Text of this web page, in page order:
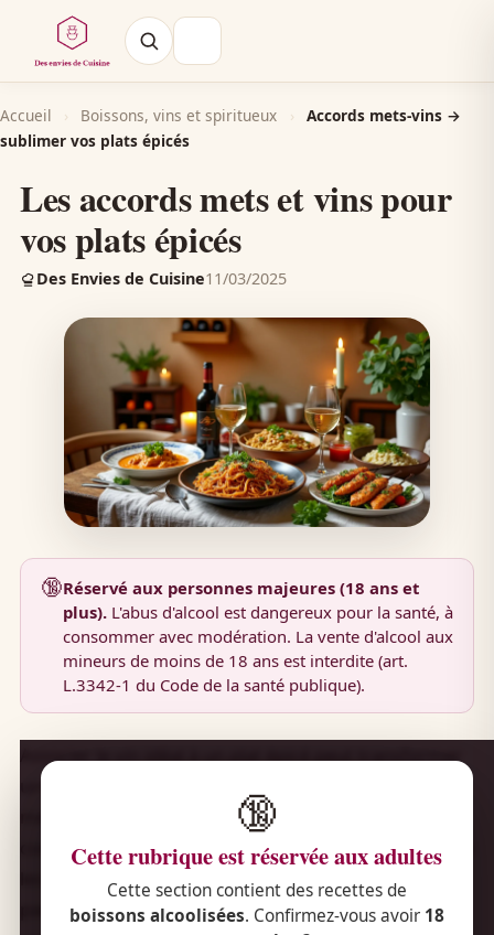
Accueil › Boissons, vins et spiritueux ›
Accords mets-vins →
sublimer vos plats épicés
Les accords mets et vins pour
vos plats épicés
Des Envies de Cuisine11/03/2025
🔞Réservé aux personnes majeures (18 ans et
plus).L'abus d'alcool est dangereux pour la santé, à
consommer avec modération. La vente d'alcool aux
mineurs de moins de 18 ans est interdite (art.
L.3342-1 du Code de la santé publique).
🔞
Cette rubrique est réservée aux adultes
Cette section contient des recettes de
boissons alcoolisées. Confirmez-vous avoir 18
Associer le vin idéal à un plat épicé peut transformer
un simple repas en une expérience gustative
mémorable. Les épices apportent richesse et
complexité, mais elles réclament des vins capables de
les équilibrer sans les masquer, ni se laisser dominer
par leur puissance. Trouver cette harmonie demande